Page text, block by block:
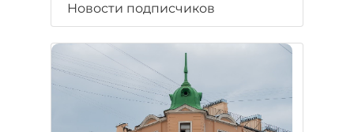
Новости подписчиков